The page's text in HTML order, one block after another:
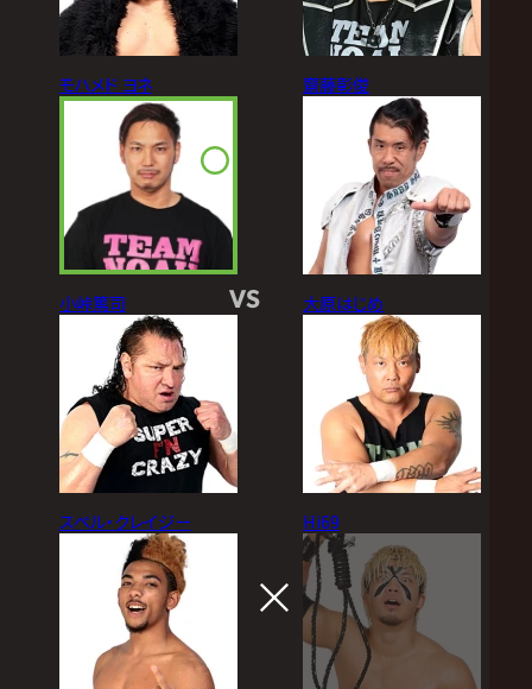
モハメド ヨネ
小峠篤司
スペル・クレイジー
VS
齋藤彰俊
大原はじめ
Hi69